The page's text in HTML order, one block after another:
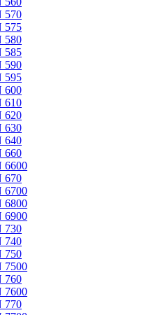
570
575
580
585
590
595
600
610
620
630
640
660
6600
670
6700
6800
6900
730
740
750
7500
760
7600
770